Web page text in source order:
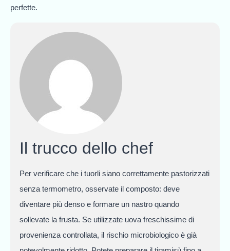
perfette.
Il trucco dello chef
Per verificare che i tuorli siano correttamente pastorizzati
senza termometro, osservate il composto: deve
diventare più denso e formare un nastro quando
sollevate la frusta. Se utilizzate uova freschissime di
provenienza controllata, il rischio microbiologico è già